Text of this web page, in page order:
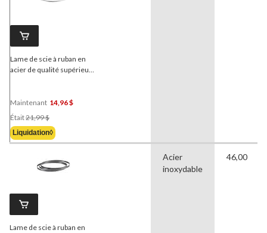
Lame de scie à ruban en
acier de qualité supérieure
Maintenant 14,96 $
Était21,99 $
Était
21,99 $
Liquidation◊
Lame de scie à ruban en
Acier
inoxydable
46,00